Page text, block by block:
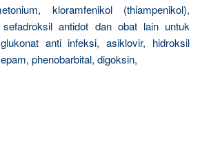
kloramfenikol (thiampenikol),
sefadroksil antidot dan obat lain untuk
anti infeksi, asiklovir, hidroksil
phenobarbital, digoksin,